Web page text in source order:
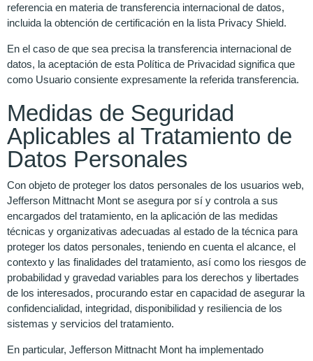
referencia en materia de transferencia internacional de datos,
incluida la obtención de certificación en la lista Privacy Shield.
En el caso de que sea precisa la transferencia internacional de
datos, la aceptación de esta Política de Privacidad significa que
como Usuario consiente expresamente la referida transferencia.
Medidas de Seguridad
Aplicables al Tratamiento de
Datos Personales
Con objeto de proteger los datos personales de los usuarios web,
Jefferson Mittnacht Mont se asegura por sí y controla a sus
encargados del tratamiento, en la aplicación de las medidas
técnicas y organizativas adecuadas al estado de la técnica para
proteger los datos personales, teniendo en cuenta el alcance, el
contexto y las finalidades del tratamiento, así como los riesgos de
probabilidad y gravedad variables para los derechos y libertades
de los interesados, procurando estar en capacidad de asegurar la
confidencialidad, integridad, disponibilidad y resiliencia de los
sistemas y servicios del tratamiento.
En particular, Jefferson Mittnacht Mont ha implementado